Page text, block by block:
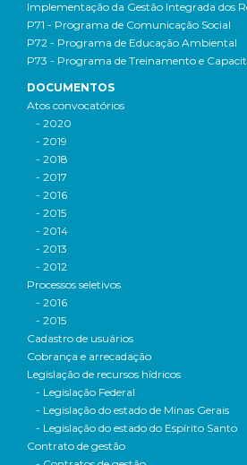
Implementação da Gestão Integrada dos
P71 - Programa de Comunicação Social
P72 - Programa de Educação Ambiental
P73 - Programa de Treinamento e
DOCUMENTOS
Atos convocatórios
- 2020
- 2019
- 2018
- 2017
- 2016
- 2015
- 2014
- 2013
- 2012
Processos seletivos
- 2016
- 2015
Cadastro de usuários
Cobrança e arrecadação
Legislação de recursos hídricos
- Legislação Federal
- Legislação do estado de Minas Gerais
- Legislação do estado do Espírito Santo
Contrato de gestão